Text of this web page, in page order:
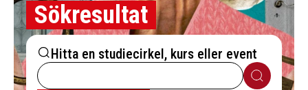
Sökresultat
Hitta en studiecirkel, kurs eller event
Sök